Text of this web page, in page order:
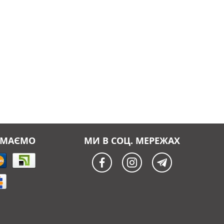
МИ В СОЦ. МЕРЕЖАХ